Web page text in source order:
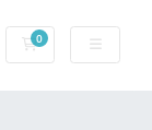
0Carrito